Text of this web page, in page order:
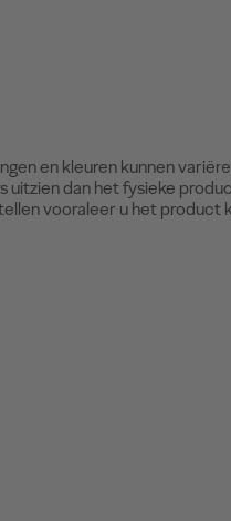
en kleuren kunnen
uitzien dan het fysieke
vooraleer u het product